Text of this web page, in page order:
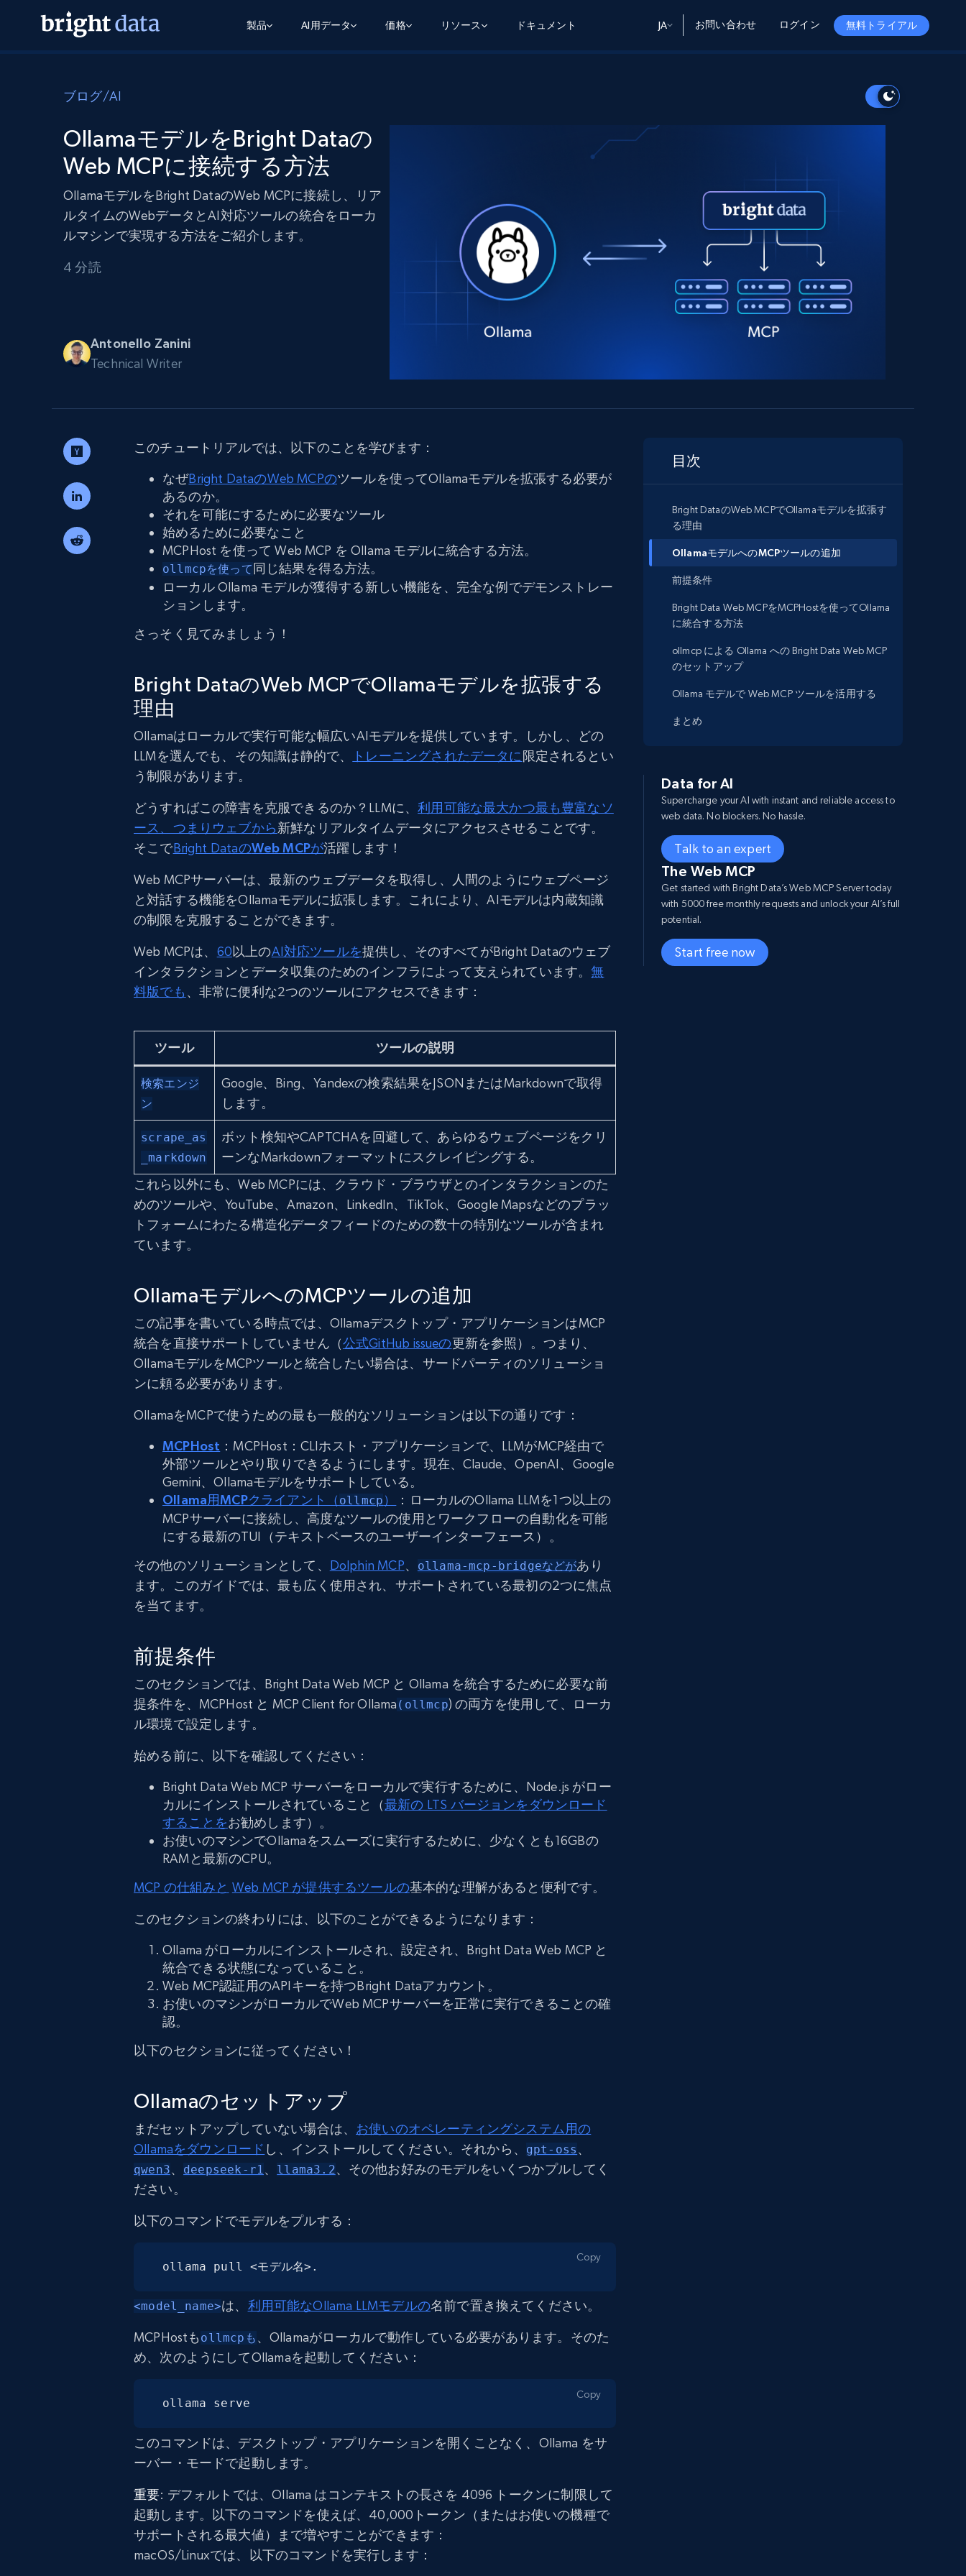
JA
製品
Discover API
Always live web discovery for agents
SERP API
オンデマンドですばやく容易に検索エンジ
ンをスクレイピング
グーグル
ビング
ダックダックゴ
ヤンデックス
600以上のウェブサイトからリアルタイム
データセットマーケットプレイス
事前収集された600以上のドメインからの
リンクトイン
eコマース
ソーシャルメディア
不動産
Data Firehose
リアルタイムのECインサイトとAI搭載レコ
BETA
ウェブデータで複雑検索
プロキシサービス
400M+ 実際のピアデバイスからのグロー
70万以上の完全準拠の静的住宅用プロキシ
データセンタープロキシ
AI用データ
ーニング
ビデオフィード – VLA対応済み
ヒューマノイドロボットのポリシー学習のた
画を取得
データパッケージ
あらゆる業界向けのLLM対応データセットを
入手
AIアプリがWebを検索・クロールできるよう
ブライトデータMCP FREE
ウェブを解き放つオールインワンツールキッ
価格
クロールAPI
から始まる
$1/1k req
SERP API
から始まる
$1/1k req
Scraping Browser
から始まる
$5/GB
$250/100K rec
Data Firehose
から始まる
$0.2/1k HTML
データセンタープロキシ$0.9/IP
ISPプロキシ
リソース
統合
ブラウザ拡張機能
ネットワークステータス
ブログ
オンラインセミナー SDK Bright
Bright Initiative
ドキュメント ログイン
お問い合わせ 無料トライアル
ブログ/AI
OllamaモデルをBright Dataの
Web MCPに接続する方法
OllamaモデルをBright DataのWeb MCPに接続し、リア
ルタイムのWebデータとAI対応ツールの統合をローカ
ルマシンで実現する方法をご紹介します。
4 分読
Antonello Zanini
Technical Writer
このチュートリアルでは、以下のことを学びます：
なぜBright DataのWeb MCPのツールを使ってOllamaモデルを拡張する必要が
あるのか。
それを可能にするために必要なツール
始めるために必要なこと
MCPHost を使って Web MCP を Ollama モデルに統合する方法。
ollmcpを使って同じ結果を得る方法。
ローカル Ollama モデルが獲得する新しい機能を、完全な例でデモンストレー
ションします。
さっそく見てみましょう！
Bright DataのWeb MCPでOllamaモデルを拡張する
理由
Ollamaはローカルで実行可能な幅広いAIモデルを提供しています。しかし、どの
LLMを選んでも、その知識は静的で、
トレーニングされたデータに限定されるとい
う制限があります。
どうすればこの障害を克服できるのか？LLMに、利用可能な最大かつ最も豊富なソ
ース、つまりウェブから新鮮なリアルタイムデータにアクセスさせることです。
そこでBright DataのWeb MCPが活躍します！
Web MCPサーバーは、最新のウェブデータを取得し、人間のようにウェブページ
と対話する機能をOllamaモデルに拡張します。これにより、AIモデルは内蔵知識
の制限を克服することができます。
Web MCPは、 60以上のAI対応ツールを提供し、そのすべてがBright Dataのウェブ
インタラクションとデータ収集のためのインフラによって支えられています。無
料版でも 、非常に便利な2つのツールにアクセスできます：
ツール ツールの説明
検索エンジ
ン
Google、Bing、Yandexの検索結果をJSONまたはMarkdownで取得
します。
scrape_as
_markdown
ボット検知やCAPTCHAを回避して、あらゆるウェブページをクリ
ーンなMarkdownフォーマットにスクレイピングする。
これら以外にも、Web MCPには、クラウド・ブラウザとのインタラクションのた
めのツールや、YouTube、Amazon、LinkedIn、TikTok、Google Mapsなどのプラッ
トフォームにわたる構造化データフィードのための数十の特別なツールが含まれ
ています。
OllamaモデルへのMCPツールの追加
この記事を書いている時点では、Ollamaデスクトップ・アプリケーションはMCP
統合を直接サポートしていません（公式GitHub issueの更新を参照）。つまり、
OllamaモデルをMCPツールと統合したい場合は、サードパーティのソリューショ
ンに頼る必要があります。
OllamaをMCPで使うための最も一般的なソリューションは以下の通りです：
MCPHost ：MCPHost：CLIホスト・アプリケーションで、LLMがMCP経由で
外部ツールとやり取りできるようにします。現在、Claude、OpenAI、Google
Gemini、Ollamaモデルをサポートしている。
Ollama用MCPクライアント（ ollmcp ）
：ローカルのOllama LLMを1つ以上の
MCPサーバーに接続し、高度なツールの使用とワークフローの自動化を可能
にする最新のTUI（テキストベースのユーザーインターフェース）。
その他のソリューションとして、 Dolphin MCP、 ollama-mcp-bridgeなどがあり
ます。このガイドでは、最も広く使用され、サポートされている最初の2つに焦点
を当てます。
前提条件
このセクションでは、Bright Data Web MCP と Ollama を統合するために必要な前
提条件を、MCPHost と MCP Client for Ollama (ollmcp) の両方を使用して、ローカ
ル環境で設定します。
始める前に、以下を確認してください：
Bright Data Web MCP サーバーをローカルで実行するために、Node.js がロー
カルにインストールされていること（最新の LTS バージョンをダウンロード
することをお勧めします）。
お使いのマシンでOllamaをスムーズに実行するために、少なくとも16GBの
RAMと最新のCPU。
MCP の仕組みと Web MCP が提供するツールの基本的な理解があると便利です。
このセクションの終わりには、以下のことができるようになります：
Ollama がローカルにインストールされ、設定され、Bright Data Web MCP と
統合できる状態になっていること。
Web MCP認証用のAPIキーを持つBright Dataアカウント。
お使いのマシンがローカルでWeb MCPサーバーを正常に実行できることの確
認。
以下のセクションに従ってください！
Ollamaのセットアップ
まだセットアップしていない場合は、 お使いのオペレーティングシステム用の
Ollamaをダウンロード し、インストールしてください。それから、 gpt-oss 、
qwen3、 deepseek-r1 、 llama3.2、その他お好みのモデルをいくつかプルしてく
ださい。
以下のコマンドでモデルをプルする：
ollama pull <モデル名>.
Copy
<model_name>は、 利用可能なOllama LLMモデルの名前で置き換えてください。
MCPHostも ollmcpも 、Ollamaがローカルで動作している必要があります。そのた
め、次のようにしてOllamaを起動してください：
ollama serve
Copy
このコマンドは、デスクトップ・アプリケーションを開くことなく、Ollama をサ
ーバー・モードで起動します。
重要: デフォルトでは、Ollama はコンテキストの長さを 4096 トークンに制限して
起動します。以下のコマンドを使えば、40,000トークン（またはお使いの機種で
サポートされる最大値）まで増やすことができます：
macOS/Linuxでは、以下のコマンドを実行します：
目次
Bright DataのWeb MCPでOllamaモデルを拡張す
る理由
OllamaモデルへのMCPツールの追加
前提条件
Bright Data Web MCPをMCPHostを使ってOllama
に統合する方法
ollmcp による Ollama への Bright Data Web MCP
のセットアップ
Ollama モデルで Web MCP ツールを活用する
まとめ
Data for AI
Supercharge your AI with instant and reliable access to
web data. No blockers. No hassle.
Talk to an expert
The Web MCP
Get started with Bright Data’s Web MCP Server today
with 5000 free monthly requests and unlock your AI’s full
potential.
Start free now